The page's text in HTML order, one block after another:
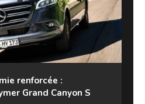
renforcée :
Grand Canyon S